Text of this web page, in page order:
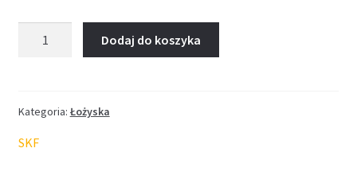
Dodaj do koszyka
Kategoria: Łożyska
SKF